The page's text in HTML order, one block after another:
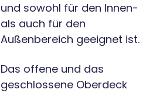
und sowohl für den Innen-
als auch für den
Außenbereich geeignet ist.
Das offene und das
geschlossene Oberdeck